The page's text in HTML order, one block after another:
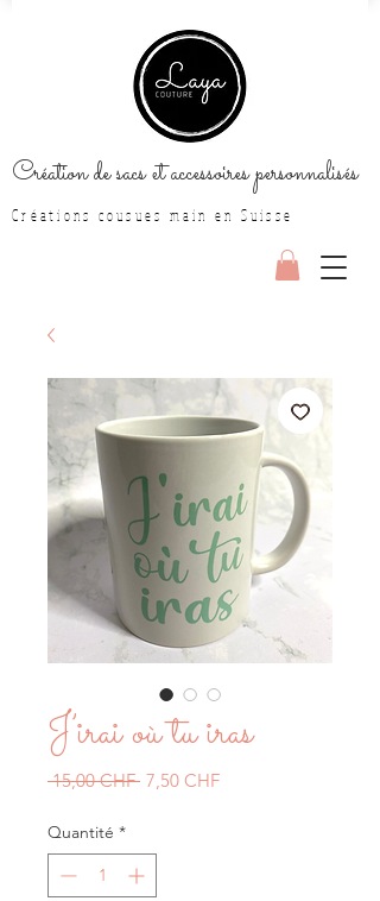
Création de sacs et accessoires personnalisés
Créations cousues main en Suisse
J’irai où tu iras
15,00 CHF Prix
7,50 CHFPrix
Quantité *